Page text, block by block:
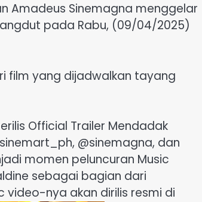
Amadeus Sinemagna menggelar
pada Rabu, (09/04/2025)
film yang dijadwalkan tayang
Official Trailer Mendadak
@sinemagna, dan
momen peluncuran Music
sebagai bagian dari
video-nya akan dirilis resmi di